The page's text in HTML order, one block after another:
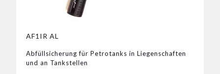
AF1IR AL
Abfüllsicherung für Petrotanks in Liegenschaften
und an Tankstellen